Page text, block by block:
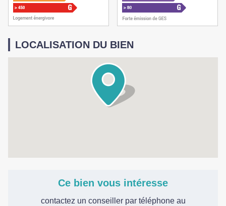
LOCALISATION DU BIEN
Ce bien vous intéresse
contactez un conseiller par téléphone au